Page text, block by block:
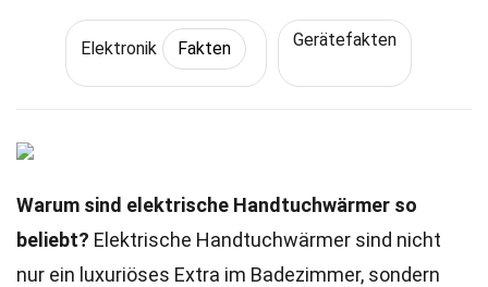
Elektronik Fakten Gerätefakten
Warum sind elektrische Handtuchwärmer so
beliebt? Elektrische Handtuchwärmer sind nicht
nur ein luxuriöses Extra im Badezimmer, sondern